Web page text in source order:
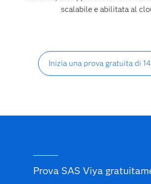
scalabile e abilitata al
Inizia una prova gratuita di
Prova SAS Viya